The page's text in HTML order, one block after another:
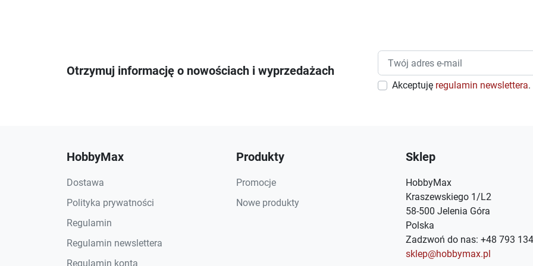
Otrzymuj informację o nowościach i wyprzedażach
Akceptuję regulamin newslettera.
HobbyMax
Dostawa
Polityka prywatności
Regulamin
Regulamin newslettera
Regulamin konta
Produkty
Promocje
Nowe produkty
Sklep
HobbyMax
Kraszewskiego 1/L2
58-500 Jelenia Góra
Polska
Zadzwoń do nas: +48 793
sklep@hobbymax.pl